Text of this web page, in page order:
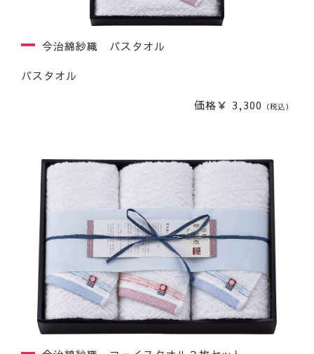
今治綿紗織 バスタオル
バスタオル
価格￥ 3,300 （税込）